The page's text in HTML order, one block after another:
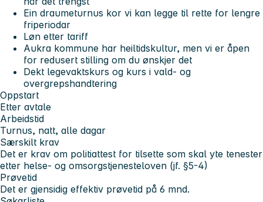
Ein draumeturnus kor vi kan legge til rette for lengre
friperiodar
Løn etter tariff
Aukra kommune har heiltidskultur, men vi er åpen
for redusert stilling om du ønskjer det
Dekt legevaktskurs og kurs i vald- og
overgrepshandtering
Oppstart
Etter avtale
Arbeidstid
Turnus, natt, alle dagar
Særskilt krav
Det er krav om politiattest for tilsette som skal yte tenester
etter helse- og omsorgstjenesteloven (jf. §5-4)
Prøvetid
Det er gjensidig effektiv prøvetid på 6 mnd.